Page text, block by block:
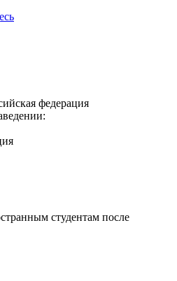
федерация
студентам после